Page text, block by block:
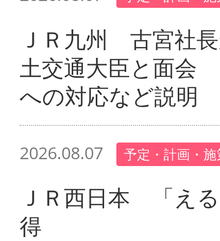
ＪＲ九州 古宮社
土交通大臣と面会
への対応など説明
2026.08.07 予定・計画・
ＪＲ西日本 「え
得